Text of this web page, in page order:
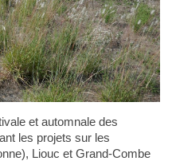
et automnale des
les projets sur les
Liouc et Grand-Combe